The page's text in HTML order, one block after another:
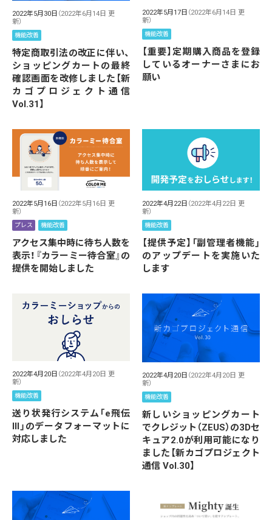
2022年5月30日 （2022年6月14日 更
新）
機能改善
特定商取引法の改正に伴い、
ショッピングカートの最終
確認画面を改修しました【新
カゴプロジェクト通信
Vol.31】
2022年5月17日 （2022年6月14日 更
新）
機能改善
【重要】定期購入商品を登録
しているオーナーさまにお
願い
2022年5月16日 （2022年5月16日 更
新）
プレス 機能改善
アクセス集中時に待ち人数を
表示！『カラーミー待合室』の
提供を開始しました
2022年4月22日 （2022年4月22日 更
新）
機能改善
【提供予定】「副管理者機能」
のアップデートを実施いた
します
2022年4月20日 （2022年4月20日 更
新）
機能改善
送り状発行システム「e飛伝
III」のデータフォーマットに
対応しました
2022年4月20日 （2022年4月20日 更
新）
機能改善
新しいショッピングカート
でクレジット（ZEUS）の3Dセ
キュア2.0が利用可能になり
ました【新カゴプロジェクト
通信 Vol.30】